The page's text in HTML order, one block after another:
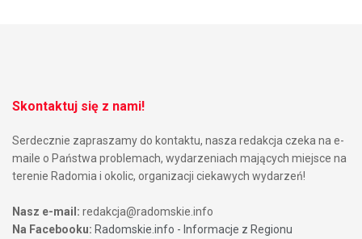
Skontaktuj się z nami!
Serdecznie zapraszamy do kontaktu, nasza redakcja czeka na e-
maile o Państwa problemach, wydarzeniach mających miejsce na
terenie Radomia i okolic, organizacji ciekawych wydarzeń!
Nasz e-mail: redakcja@radomskie.info
Na Facebooku: Radomskie.info - Informacje z Regionu